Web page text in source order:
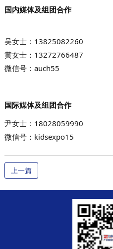
国内媒体及组团合作
吴女士： 13825082260
黄女士： 13272766487
微信号：auch55
国际媒体及组团合作
尹女士： 18028059990
微信号：kidsexpo15
上一篇